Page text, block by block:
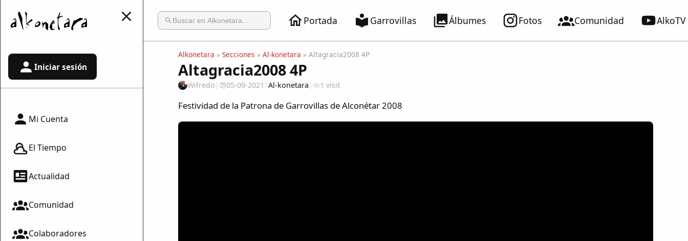
Portada Garrovillas Álbumes Fotos Comunidad AlkoTV
Iniciar sesión
Mi Cuenta
El Tiempo
Actualidad
Comunidad
Colaboradores
Alkonetara » Secciones » Al-konetara » Altagracia2008 4P
Altagracia2008 4P
Wifredo | 05-09-2021 | Al-konetara | 1 visit
Festividad de la Patrona de Garrovillas de Alconétar 2008